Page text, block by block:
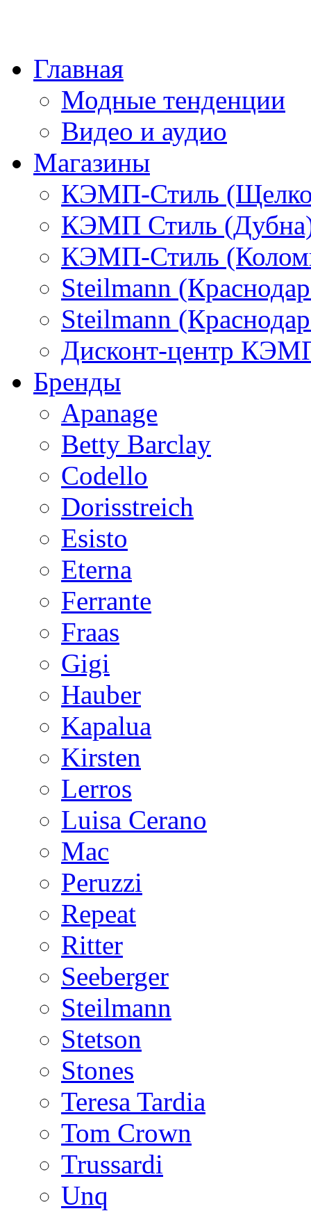
Главная
Модные тенденции
Видео и аудио
Магазины
КЭМП-Стиль
КЭМП Стиль
КЭМП-Стиль
Steilmann
Steilmann
Дисконт-центр
Бренды
Apanage
Betty Barclay
Codello
Dorisstreich
Esisto
Eterna
Ferrante
Fraas
Gigi
Hauber
Kapalua
Kirsten
Lerros
Luisa Cerano
Mac
Peruzzi
Repeat
Ritter
Seeberger
Steilmann
Stetson
Stones
Teresa Tardia
Tom Crown
Trussardi
Unq